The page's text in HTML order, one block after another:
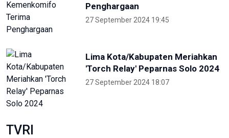
Penghargaan
27 September 2024 19:45
Lima Kota/Kabupaten Meriahkan
'Torch Relay' Peparnas Solo 2024
27 September 2024 18:07
TVRI